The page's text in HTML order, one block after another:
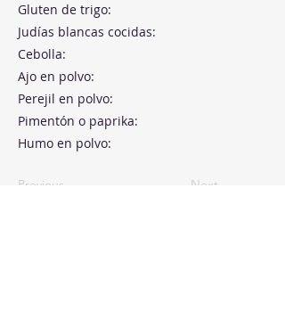
Gluten de trigo:
Judías blancas cocidas:
Cebolla:
Ajo en polvo:
Perejil en polvo:
Pimentón o paprika:
Humo en polvo:
Previous Next